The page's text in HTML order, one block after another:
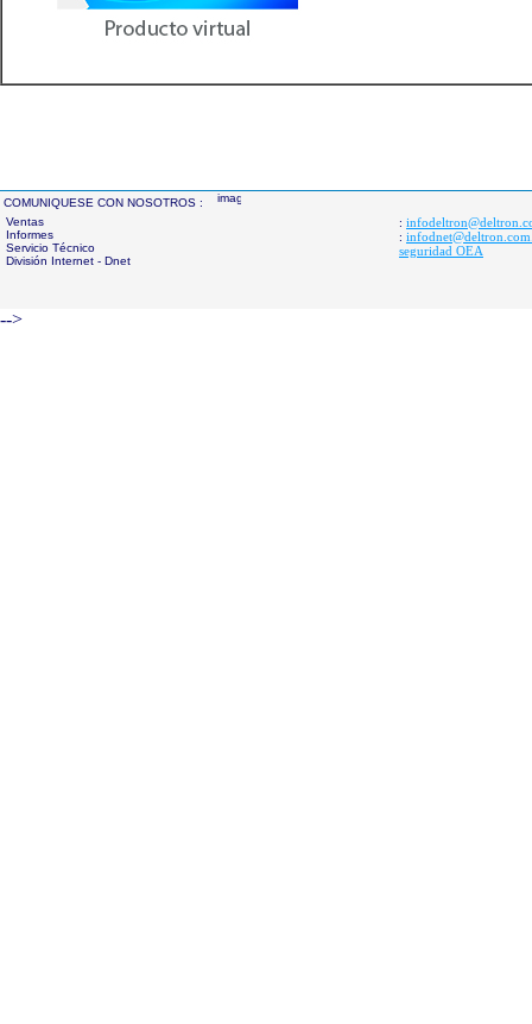
COMUNIQUESE CON NOSOTROS :
Ventas
Informes
Servicio Técnico
División Internet - Dnet
:
:
seguridad OEA
-->